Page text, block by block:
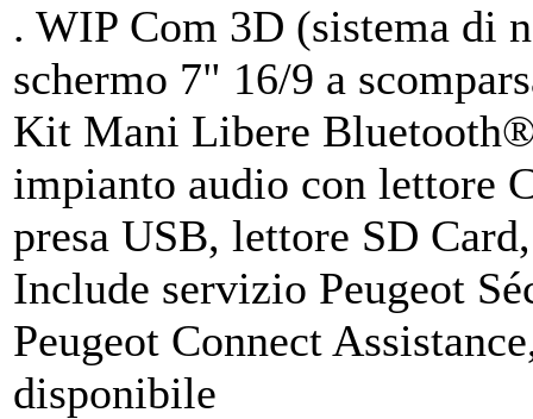
. WIP Com 3D (sistema di
schermo 7" 16/9 a
Kit Mani Libere
impianto audio con lettore
presa USB, lettore SD
Include servizio Peugeot
Peugeot Connect
disponibile